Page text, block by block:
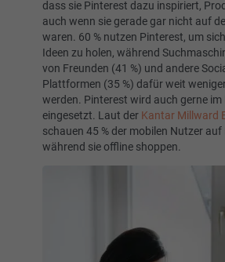
dass sie Pinterest dazu inspiriert,
auch wenn sie gerade gar nicht auf
waren. 60 % nutzen Pinterest, um
Ideen zu holen, während
von Freunden (41 %) und andere
Plattformen (35 %) dafür weit
werden. Pinterest wird auch gerne
eingesetzt. Laut der Kantar Millward
schauen 45 % der mobilen Nutzer auf
während sie offline shoppen.